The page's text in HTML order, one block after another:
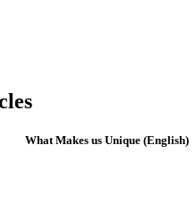
(English) What Makes us Unique